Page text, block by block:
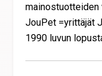
mainostuotteiden
JouPet =yrittäjät
1990 luvun